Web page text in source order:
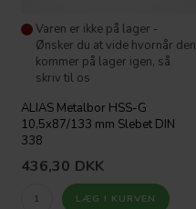
Varen er ikke på lager -
Ønsker du at vide hvornår den
kommer på lager igen, så
skriv til os
ALIAS Metalbor HSS-G
10,5x87/133 mm Slebet DIN
338
436,30 DKK